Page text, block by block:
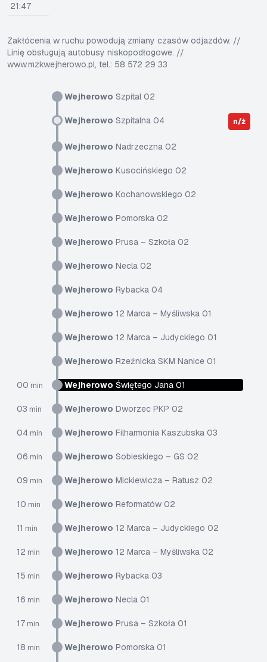
Wejherowo Szpital 02
Wejherowo Szpitalna 04 n/ż
Wejherowo Nadrzeczna 02
Wejherowo Kusocińskiego 02
Wejherowo Kochanowskiego 02
Wejherowo Pomorska 02
Wejherowo Prusa – Szkoła 02
Wejherowo Necla 02
Wejherowo Rybacka 04
Wejherowo 12 Marca – Myśliwska 01
Wejherowo 12 Marca – Judyckiego 01
Wejherowo Rzeźnicka SKM Nanice 01
00 min Wejherowo Świętego Jana 01
03 min Wejherowo Dworzec PKP 02
04 min Wejherowo Filharmonia Kaszubska 03
06 min Wejherowo Sobieskiego – GS 02
09 min Wejherowo Mickiewicza – Ratusz 02
10 min Wejherowo Reformatów 02
11 min Wejherowo 12 Marca – Judyckiego 02
12 min Wejherowo 12 Marca – Myśliwska 02
15 min Wejherowo Rybacka 03
16 min Wejherowo Necla 01
17 min Wejherowo Prusa – Szkoła 01
18 min Wejherowo Pomorska 01
21:47
Zakłócenia w ruchu powodują zmiany czasów odjazdów. //
Linię obsługują autobusy niskopodłogowe. //
www.mzkwejherowo.pl, tel.: 58 572 29 33